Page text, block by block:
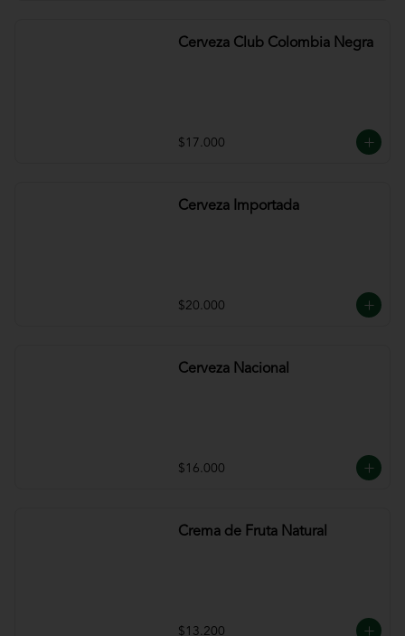
Cerveza Club Colombia Negra
$17.000
Cerveza Importada
$20.000
Cerveza Nacional
$16.000
Crema de Fruta Natural
$13.200